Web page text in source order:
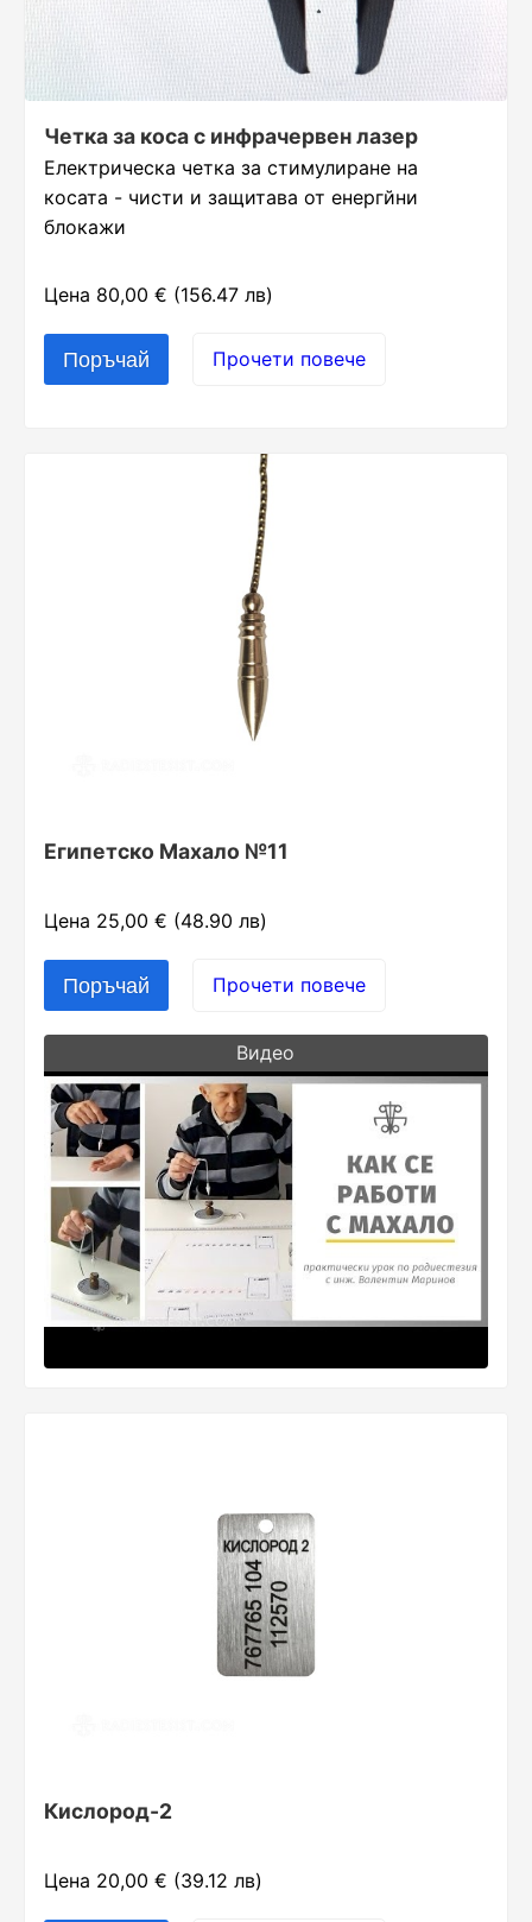
Четка за коса с инфрачервен лазер
Електрическа четка за стимулиране на
косата - чисти и защитава от енергйни
блокажи
Цена 80,00 € (156.47 лв)
Прочети повече
Египетско Махало №11
Цена 25,00 € (48.90 лв)
Прочети повече
Видео
Кислород-2
Цена 20,00 € (39.12 лв)